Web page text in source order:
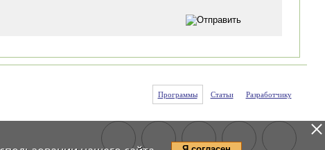
Программы Статьи Разработчику